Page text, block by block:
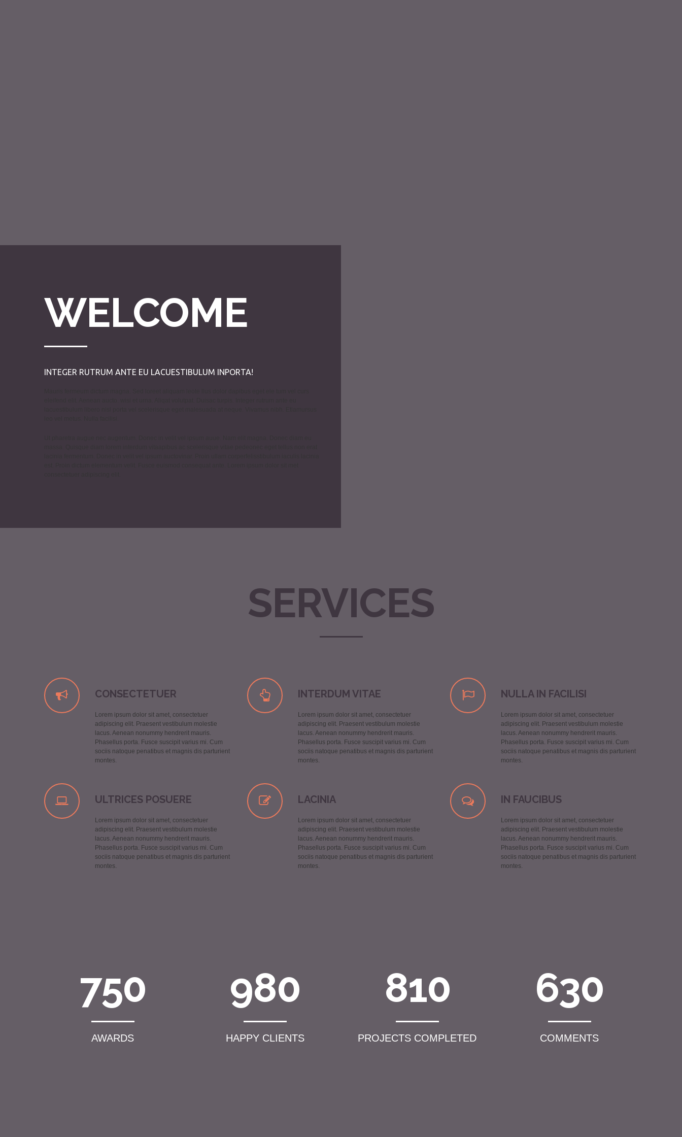
WELCOME
INTEGER RUTRUM ANTE EU LACUESTIBULUM INPORTA!
SERVICES
CONSECTETUER
Lorem ipsum dolor sit amet, consectetuer
adipiscing elit. Praesent vestibulum molestie
lacus. Aenean nonummy hendrerit mauris.
Phasellus porta. Fusce suscipit varius mi. Cum
sociis natoque penatibus et magnis dis parturient
montes.
INTERDUM VITAE
Lorem ipsum dolor sit amet, consectetuer
adipiscing elit. Praesent vestibulum molestie
lacus. Aenean nonummy hendrerit mauris.
Phasellus porta. Fusce suscipit varius mi. Cum
sociis natoque penatibus et magnis dis parturient
montes.
NULLA IN FACILISI
Lorem ipsum dolor sit amet, consectetuer
adipiscing elit. Praesent vestibulum molestie
lacus. Aenean nonummy hendrerit mauris.
Phasellus porta. Fusce suscipit varius mi. Cum
sociis natoque penatibus et magnis dis parturient
montes.
ULTRICES POSUERE
Lorem ipsum dolor sit amet, consectetuer
adipiscing elit. Praesent vestibulum molestie
lacus. Aenean nonummy hendrerit mauris.
Phasellus porta. Fusce suscipit varius mi. Cum
sociis natoque penatibus et magnis dis parturient
montes.
LACINIA
Lorem ipsum dolor sit amet, consectetuer
adipiscing elit. Praesent vestibulum molestie
lacus. Aenean nonummy hendrerit mauris.
Phasellus porta. Fusce suscipit varius mi. Cum
sociis natoque penatibus et magnis dis parturient
montes.
IN FAUCIBUS
Lorem ipsum dolor sit amet, consectetuer
adipiscing elit. Praesent vestibulum molestie
lacus. Aenean nonummy hendrerit mauris.
Phasellus porta. Fusce suscipit varius mi. Cum
sociis natoque penatibus et magnis dis parturient
montes.
750
AWARDS
980
HAPPY CLIENTS
810
PROJECTS COMPLETED
630
COMMENTS